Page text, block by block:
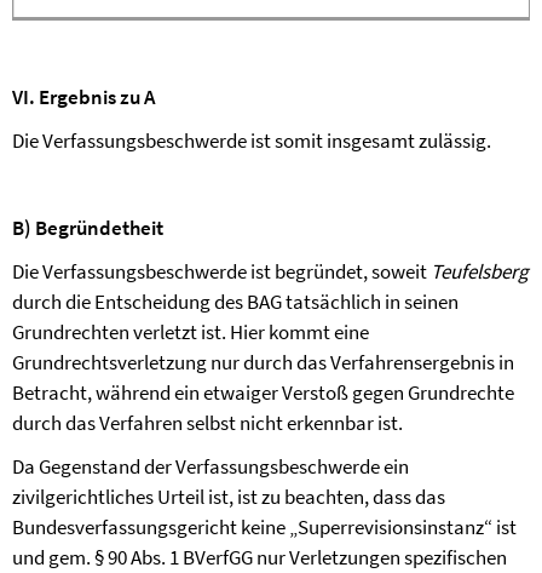
VI. Ergebnis zu A
Die Verfassungsbeschwerde ist somit insgesamt zulässig.
B) Begründetheit
Die Verfassungsbeschwerde ist begründet, soweit Teufelsberg
durch die Entscheidung des BAG tatsächlich in seinen
Grundrechten verletzt ist. Hier kommt eine
Grundrechtsverletzung nur durch das Verfahrensergebnis in
Betracht, während ein etwaiger Verstoß gegen Grundrechte
durch das Verfahren selbst nicht erkennbar ist.
Da Gegenstand der Verfassungsbeschwerde ein
zivilgerichtliches Urteil ist, ist zu beachten, dass das
Bundesverfassungsgericht keine „Superrevisionsinstanz“ ist
und gem. § 90 Abs. 1 BVerfGG nur Verletzungen spezifischen